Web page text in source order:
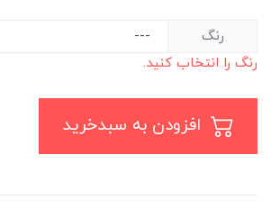
رنگ
رنگ را انتخاب کنید.